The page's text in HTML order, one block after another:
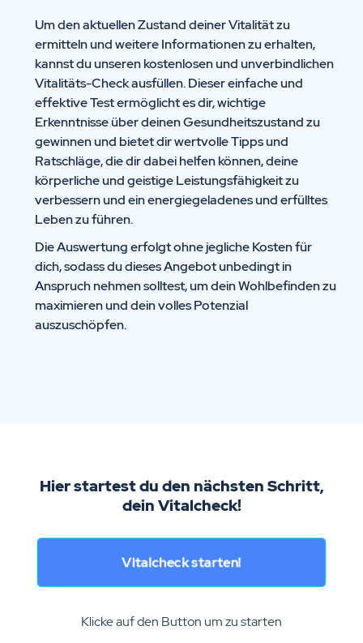
Um den aktuellen Zustand deiner Vitalität zu
ermitteln und weitere Informationen zu erhalten,
kannst du unseren kostenlosen und unverbindlichen
Vitalitäts-Check ausfüllen. Dieser einfache und
effektive Test ermöglicht es dir, wichtige
Erkenntnisse über deinen Gesundheitszustand zu
gewinnen und bietet dir wertvolle Tipps und
Ratschläge, die dir dabei helfen können, deine
körperliche und geistige Leistungsfähigkeit zu
verbessern und ein energiegeladenes und erfülltes
Leben zu führen.
Die Auswertung erfolgt ohne jegliche Kosten für
dich, sodass du dieses Angebot unbedingt in
Anspruch nehmen solltest, um dein Wohlbefinden zu
maximieren und dein volles Potenzial
auszuschöpfen.
Hier startest du den nächsten Schritt,
dein Vitalcheck!
Vitalcheck starten!
Klicke auf den Button um zu starten